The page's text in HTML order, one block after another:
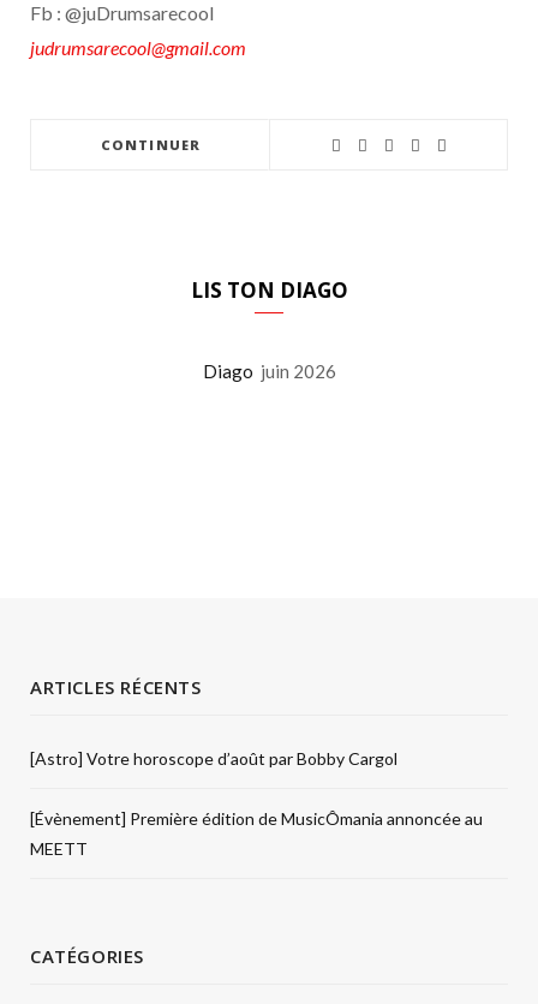
Fb : @juDrumsarecool
judrumsarecool@gmail.com
CONTINUER
LIS TON DIAGO
Diago juin 2026
ARTICLES RÉCENTS
[Astro] Votre horoscope d’août par Bobby Cargol
[Évènement] Première édition de MusicÔmania annoncée au
MEETT
CATÉGORIES